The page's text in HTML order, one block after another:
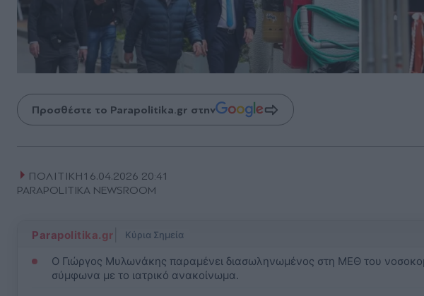
Προσθέστε το Parapolitika.gr στην
ΠΟΛΙΤΙΚΗ16.04.2026 20:41
PARAPOLITIKA NEWSROOM
Parapolitika.gr Κύρια Σημεία
Ο Γιώργος Μυλωνάκης παραμένει διασωληνωμένος στη ΜΕΘ του
σύμφωνα με το ιατρικό ανακοίνωμα.